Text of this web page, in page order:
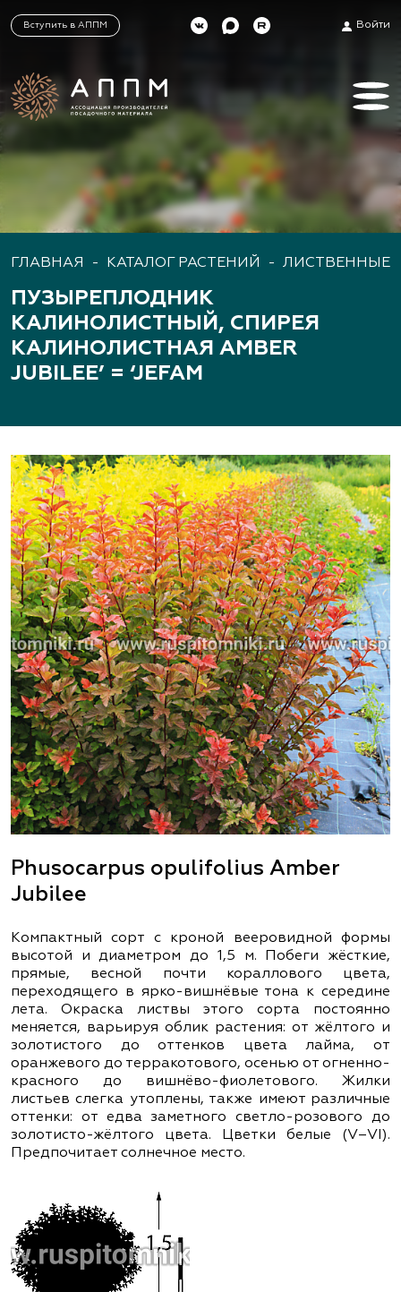
Вступить в АППМ Войти
ГЛАВНАЯ - КАТАЛОГ РАСТЕНИЙ - ЛИСТВЕННЫЕ
ПУЗЫРЕПЛОДНИК
КАЛИНОЛИСТНЫЙ, СПИРЕЯ
КАЛИНОЛИСТНАЯ AMBER
JUBILEE’ = ‘JEFAM
Phusocarpus оpulifolius Amber
Jubilee
Компактный сорт с кроной вееровидной формы
высотой и диаметром до 1,5 м. Побеги жёсткие,
прямые, весной почти кораллового цвета,
переходящего в ярко-вишнёвые тона к середине
лета. Окраска листвы этого сорта постоянно
меняется, варьируя облик растения: от жёлтого и
золотистого до оттенков цвета лайма, от
оранжевого до терракотового, осенью от огненно-
красного до вишнёво-фиолетового. Жилки
листьев слегка утоплены, также имеют различные
оттенки: от едва заметного светло-розового до
золотисто-жёлтого цвета. Цветки белые (V–VІ).
Предпочитает солнечное место.